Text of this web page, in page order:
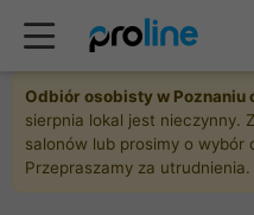
Odbiór osobisty w Poznaniu
sierpnia lokal jest nieczynny.
salonów lub prosimy o wybór
Przepraszamy za utrudnienia.